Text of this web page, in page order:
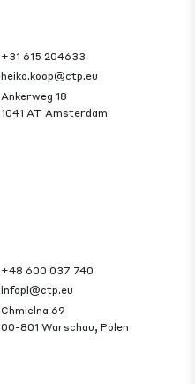
+31 615 204633
heiko.koop@ctp.eu
Ankerweg 18
1041 AT Amsterdam
+48 600 037 740
infopl@ctp.eu
Chmielna 69
00-801 Warschau, Polen